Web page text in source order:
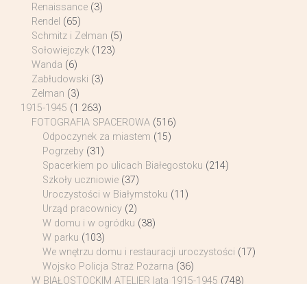
Renaissance (3)
Rendel (65)
Schmitz i Zelman (5)
Sołowiejczyk (123)
Wanda (6)
Zabłudowski (3)
Zelman (3)
1915-1945 (1 263)
FOTOGRAFIA SPACEROWA (516)
Odpoczynek za miastem (15)
Pogrzeby (31)
Spacerkiem po ulicach Białegostoku (214)
Szkoły uczniowie (37)
Uroczystości w Białymstoku (11)
Urząd pracownicy (2)
W domu i w ogródku (38)
W parku (103)
We wnętrzu domu i restauracji uroczystości (17)
Wojsko Policja Straż Pożarna (36)
W BIAŁOSTOCKIM ATELIER lata 1915-1945 (748)